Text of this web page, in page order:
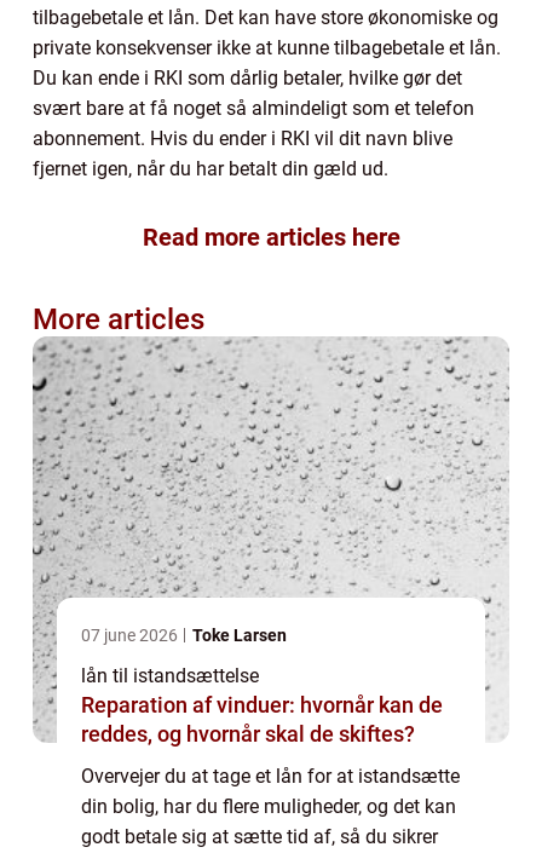
tilbagebetale et lån. Det kan have store økonomiske og
private konsekvenser ikke at kunne tilbagebetale et lån.
Du kan ende i RKI som dårlig betaler, hvilke gør det
svært bare at få noget så almindeligt som et telefon
abonnement. Hvis du ender i RKI vil dit navn blive
fjernet igen, når du har betalt din gæld ud.
Read more articles here
More articles
07 june 2026 Toke Larsen
lån til istandsættelse
Reparation af vinduer: hvornår kan de
reddes, og hvornår skal de skiftes?
Overvejer du at tage et lån for at istandsætte
din bolig, har du flere muligheder, og det kan
godt betale sig at sætte tid af, så du sikrer